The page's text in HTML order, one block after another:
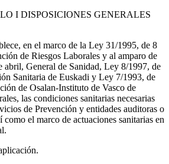
I DISPOSICIONES GENERALES
en el marco de la Ley 31/1995, de 8
de Riesgos Laborales y al amparo de
abril, General de Sanidad, Ley 8/1997, de
Sanitaria de Euskadi y Ley 7/1993, de
de Osalan-Instituto de Vasco de
las condiciones sanitarias necesarias
de Prevención y entidades auditoras o
como el marco de actuaciones sanitarias en